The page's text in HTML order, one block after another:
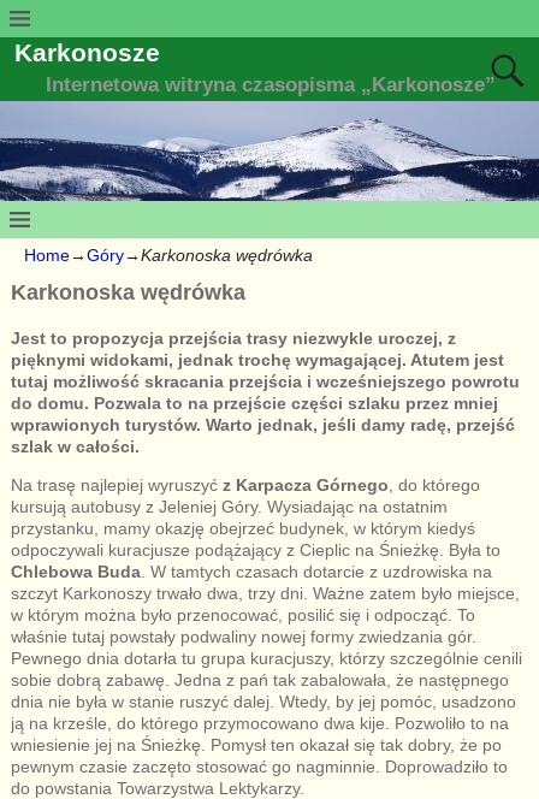
Karkonosze
Internetowa witryna czasopisma „Karkonosze”
Home→Góry→Karkonoska wędrówka
Karkonoska wędrówka
Jest to propozycja przejścia trasy niezwykle uroczej, z
pięknymi widokami, jednak trochę wymagającej. Atutem jest
tutaj możliwość skracania przejścia i wcześniejszego powrotu
do domu. Pozwala to na przejście części szlaku przez mniej
wprawionych turystów. Warto jednak, jeśli damy radę, przejść
szlak w całości.
Na trasę najlepiej wyruszyć z Karpacza Górnego , do którego
kursują autobusy z Jeleniej Góry. Wysiadając na ostatnim
przystanku, mamy okazję obejrzeć budynek, w którym kiedyś
odpoczywali kuracjusze podążający z Cieplic na Śnieżkę. Była to
Chlebowa Buda. W tamtych czasach dotarcie z uzdrowiska na
szczyt Karkonoszy trwało dwa, trzy dni. Ważne zatem było miejsce,
w którym można było przenocować, posilić się i odpocząć. To
właśnie tutaj powstały podwaliny nowej formy zwiedzania gór.
Pewnego dnia dotarła tu grupa kuracjuszy, którzy szczególnie cenili
sobie dobrą zabawę. Jedna z pań tak zabalowała, że następnego
dnia nie była w stanie ruszyć dalej. Wtedy, by jej pomóc, usadzono
ją na krześle, do którego przymocowano dwa kije. Pozwoliło to na
wniesienie jej na Śnieżkę. Pomysł ten okazał się tak dobry, że po
pewnym czasie zaczęto stosować go nagminnie. Doprowadziło to
do powstania Towarzystwa Lektykarzy.